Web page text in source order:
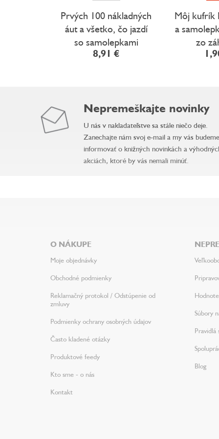
Prvých 100 nákladných
áut a všetko, čo jazdí
so samolepkami
8,91 €
Môj kufrík
a
zo
Nepremeškajte novinky
U nás v nakladateľstve sa stále niečo deje.
Zanechajte nám svoj e-mail a my vás budeme
informovať o knižných novinkách a
akciách, ktoré by vás nemali minúť.
O NÁKUPE
Moje objednávky
Obchodné podmienky
Reklamačný protokol / Odstúpenie od
zmluvy
Podmienky ochrany osobných údajov
Často kladené otázky
Produktové feedy
Kto sme - o nás
Kontakt
Súbory
Pravidlá
Blog